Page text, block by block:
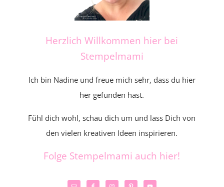
Herzlich Willkommen hier bei
Stempelmami
Ich bin Nadine und freue mich sehr, dass du hier
her gefunden hast.
Fühl dich wohl, schau dich um und lass Dich von
den vielen kreativen Ideen inspirieren.
Folge Stempelmami auch hier!